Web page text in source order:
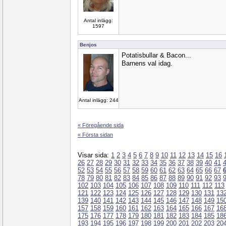
Antal inlägg:
1597
Benjos
Antal inlägg: 244
Potatisbullar & Bacon...
Barnens val idag.
« Föregående sida
« Första sidan
Visar sida: 1 2 3 4 5 6 7 8 9 10 11 12 13 14 15 16
26 27 28 29 30 31 32 33 34 35 36 37 38 39 40 41
52 53 54 55 56 57 58 59 60 61 62 63 64 65 66 67
78 79 80 81 82 83 84 85 86 87 88 89 90 91 92 93
102 103 104 105 106 107 108 109 110 111 112 113
121 122 123 124 125 126 127 128 129 130 131
139 140 141 142 143 144 145 146 147 148 149
157 158 159 160 161 162 163 164 165 166 167
175 176 177 178 179 180 181 182 183 184 185
193 194 195 196 197 198 199 200 201 202 203